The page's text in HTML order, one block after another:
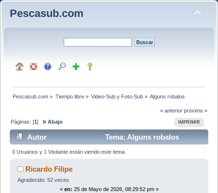
Pescasub.com
Pescasub.com » Tiempo libre» Video-Sub y Foto-Sub» Alguns robalos
« anterior próximo »
IMPRIMIR
Páginas: [1]Ir Abajo
Autor
Tema: Alguns robalos
(Leído 518 veces)
0 Usuarios y 1 Visitante están viendo este tema.
Ricardo Filipe
Agradecido: 52 veces
« en: 25 de Mayo de 2026, 08:29:52 pm »